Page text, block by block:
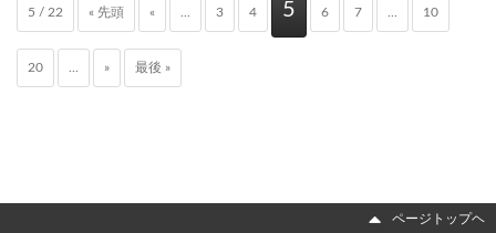
5 / 22 « 先頭 « 3 4 5 6 7 10
20 » 最後 »
ページトップヘ